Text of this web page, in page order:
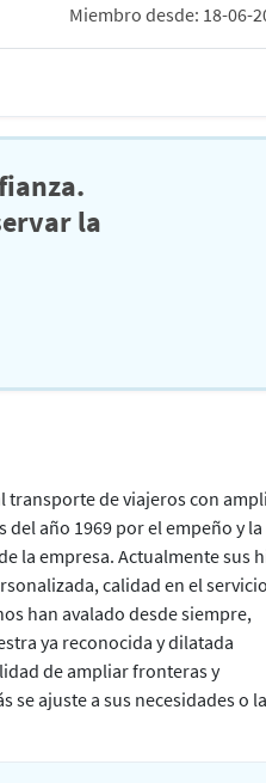
Miembro desde: 18-06-
la
transporte de viajeros con
año 1969 por el empeño y la
la empresa. Actualmente sus
calidad en el
han avalado desde siempre,
ya reconocida y dilatada
de ampliar fronteras y
se ajuste a sus necesidades o